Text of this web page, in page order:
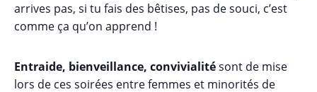
arrives pas, si tu fais des bêtises, pas de souci, c’est
comme ça qu’on apprend !
Entraide, bienveillance, convivialitésont de mise
lors de ces soirées entre femmes et minorités de